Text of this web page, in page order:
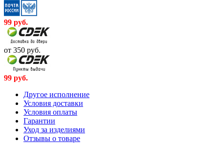
99 руб.
от 350 руб.
99 руб.
Другое исполнение
Условия доставки
Условия оплаты
Гарантии
Уход за изделиями
Отзывы о товаре